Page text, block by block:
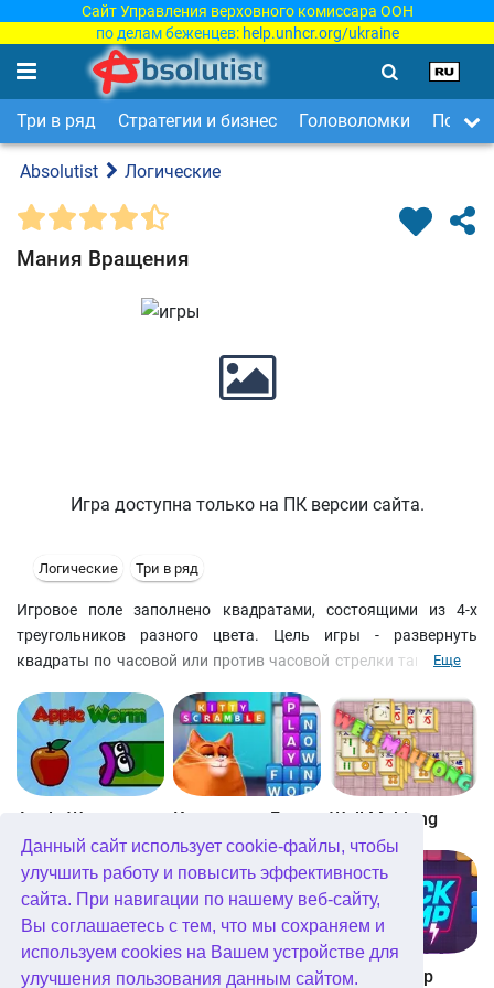
Данный сайт использует cookie-файлы, чтобы
улучшить работу и повысить эффективность
сайта. При навигации по нашему веб-сайту,
Вы соглашаетесь с тем, что мы сохраняем и
используем cookies на Вашем устройстве для
улучшения пользования данным сайтом.
Сайт Управления верховного комиссара ООН
по делам беженцев: help.unhcr.org/ukraine
Три в ряд Стратегии и бизнес Головоломки Поиск
Absolutist Логические
Мания Вращения
Игра доступна только на ПК версии сайта.
Логические Три в ряд
Игровое поле заполнено квадратами, состоящими из 4-х
треугольников разного цвета. Цель игры - развернуть
квадраты по часовой или против часовой стрелки так, чтобы
треугольников одного цвета. Задача, как видите, не из легких!
Но стоит немного потренироваться в стратегии - и все
получится. Начинать можно с самого простого уровня. Если
Вам удастся разобрать всю колонну - она уже не появится.
Игра закончится, когда исчезнут все треугольники или когда
ход будет невозможен. Удачи!
Еще
Apple Worm Well Mahjong
Digitz! The Daily Diagonal Sudoku Block Champ